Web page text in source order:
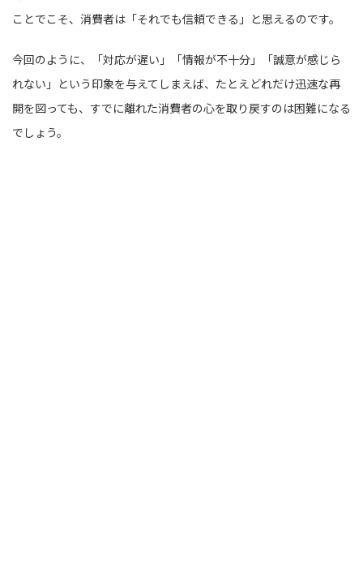
ことでこそ、消費者は「それでも信頼できる」と思えるのです。
今回のように、「対応が遅い」「情報が不十分」「誠意が感じら
れない」という印象を与えてしまえば、たとえどれだけ迅速な再
開を図っても、すでに離れた消費者の心を取り戻すのは困難になる
でしょう。